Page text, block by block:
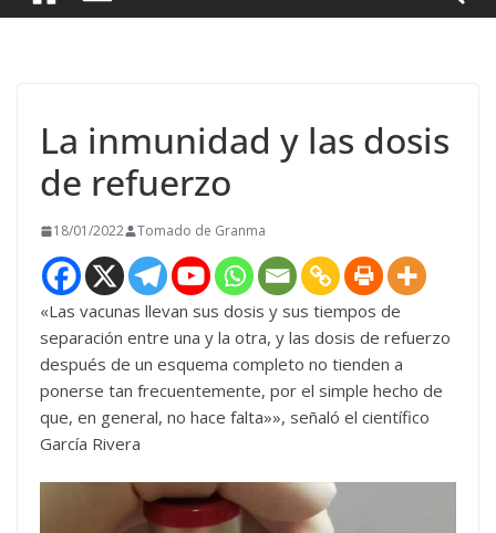
La inmunidad y las dosis
de refuerzo
18/01/2022 Tomado de Granma
«Las vacunas llevan sus dosis y sus tiempos de
separación entre una y la otra, y las dosis de refuerzo
después de un esquema completo no tienden a
ponerse tan frecuentemente, por el simple hecho de
que, en general, no hace falta»», señaló el científico
García Rivera